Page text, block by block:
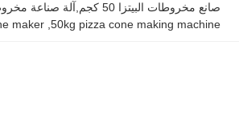
صانع مخروطات البيتزا 50 كجم,آلة صناعة مخروط البيتزا 50 كجم,صانع مخروط البيتزا بقدرة 3 كيلوواط
50kg pizza cone making machine
,
maker